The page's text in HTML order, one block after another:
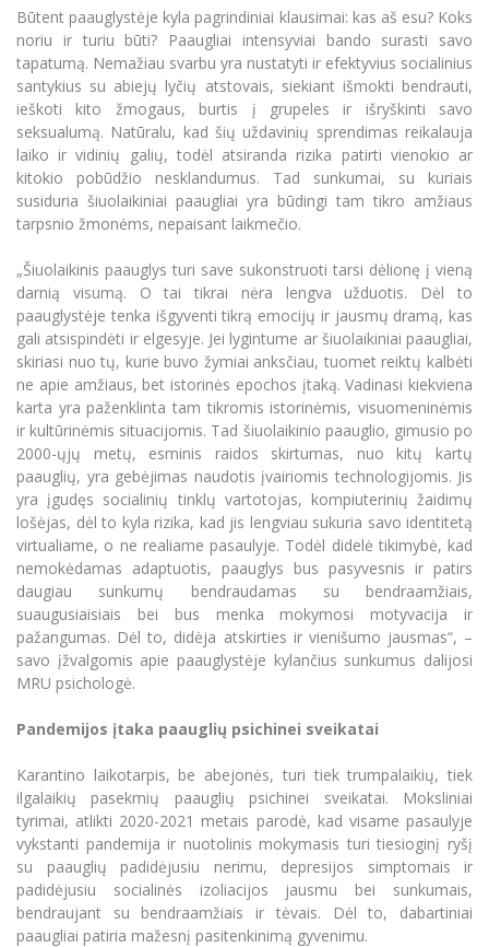
Kasmetiniai mokslo renginiai
Tarptautiškumas
Studentams
Studentams
Darbuotojams
Partnerystės
Azijos centras
Vilniaus Karaliaus Sedžiongo institutas
Frankofoniškų šalių studijų centras
Darbuotojams
Partnerystės
Azijos centras
Vilniaus Karaliaus Sedžiongo institutas
Frankofoniškų šalių studijų centras
Darnus vystymasis
Privatumo politika
Negalia ir individualieji poreikiai
Viešai skelbiama informacija
Parama Ukrainai
Civilinė sauga
Korupcijos prevencija
Profesinės bakalauro studijos
Personalo valdymo centras
Privačių interesų deklaravimas
Informacija naujiems darbuotojams
Studijų Moodle (studijų vykdymui)
Darbuotojų Moodle (kompetencijų tobulinimui)
Studijų tvarkaraštis
Informacinė sistema "Studijos"
Daugiafaktorinė autentifikacija universiteto
darbuotojams (MFA)
Mokslininkų profiliai "CRIS"
Bendruomenės gerovė
Darbuotojų kvalifikacijos kėlimas
MRU norminių teisės aktų duomenų bazė
Intranetas
eDVS
Microsoft Office 365
MRU mobilios programėlės
Pagalbos sistema
Profesinė sąjunga
Kontaktų paieška
Būtent paauglystėje kyla pagrindiniai klausimai: kas aš esu? Koks
noriu ir turiu būti? Paaugliai intensyviai bando surasti savo
tapatumą. Nemažiau svarbu yra nustatyti ir efektyvius socialinius
santykius su abiejų lyčių atstovais, siekiant išmokti bendrauti,
ieškoti kito žmogaus, burtis į grupeles ir išryškinti savo
seksualumą. Natūralu, kad šių uždavinių sprendimas reikalauja
laiko ir vidinių galių, todėl atsiranda rizika patirti vienokio ar
kitokio pobūdžio nesklandumus. Tad sunkumai, su kuriais
susiduria šiuolaikiniai paaugliai yra būdingi tam tikro amžiaus
tarpsnio žmonėms, nepaisant laikmečio.
„Šiuolaikinis paauglys turi save sukonstruoti tarsi dėlionę į vieną
darnią visumą. O tai tikrai nėra lengva užduotis. Dėl to
paauglystėje tenka išgyventi tikrą emocijų ir jausmų dramą, kas
gali atsispindėti ir elgesyje. Jei lygintume ar šiuolaikiniai paaugliai,
skiriasi nuo tų, kurie buvo žymiai anksčiau, tuomet reiktų kalbėti
ne apie amžiaus, bet istorinės epochos įtaką. Vadinasi kiekviena
karta yra paženklinta tam tikromis istorinėmis, visuomeninėmis
ir kultūrinėmis situacijomis. Tad šiuolaikinio paauglio, gimusio po
2000-ųjų metų, esminis raidos skirtumas, nuo kitų kartų
paauglių, yra gebėjimas naudotis įvairiomis technologijomis. Jis
yra įgudęs socialinių tinklų vartotojas, kompiuterinių žaidimų
lošėjas, dėl to kyla rizika, kad jis lengviau sukuria savo identitetą
virtualiame, o ne realiame pasaulyje. Todėl didelė tikimybė, kad
nemokėdamas adaptuotis, paauglys bus pasyvesnis ir patirs
daugiau sunkumų bendraudamas su bendraamžiais,
suaugusiaisiais bei bus menka mokymosi motyvacija ir
pažangumas. Dėl to, didėja atskirties ir vienišumo jausmas“, –
savo įžvalgomis apie paauglystėje kylančius sunkumus dalijosi
MRU psichologė.
Pandemijos įtaka paauglių psichinei sveikatai
Karantino laikotarpis, be abejonės, turi tiek trumpalaikių, tiek
ilgalaikių pasekmių paauglių psichinei sveikatai. Moksliniai
tyrimai, atlikti 2020-2021 metais parodė, kad visame pasaulyje
vykstanti pandemija ir nuotolinis mokymasis turi tiesioginį ryšį
su paauglių padidėjusiu nerimu, depresijos simptomais ir
padidėjusiu socialinės izoliacijos jausmu bei sunkumais,
bendraujant su bendraamžiais ir tėvais. Dėl to, dabartiniai
paaugliai patiria mažesnį pasitenkinimą gyvenimu.